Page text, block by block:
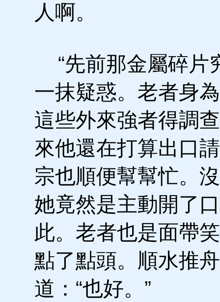
人啊。
“先前那金屬碎片
一抹疑惑。老者身
這些外來強者得調
來他還在打算出口
宗也順便幫幫忙。
她竟然是主動開了
此。老者也是面帶
點了點頭。順水推
道：“也好。”